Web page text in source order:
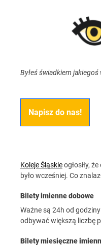
Byłeś świadkiem
Napisz do nas!
Koleje Śląskieogłosiły,
było wcześniej. Co
Bilety imienne dobowe
Ważne są 24h od
odbywać większą liczbę
Bilety miesięczne